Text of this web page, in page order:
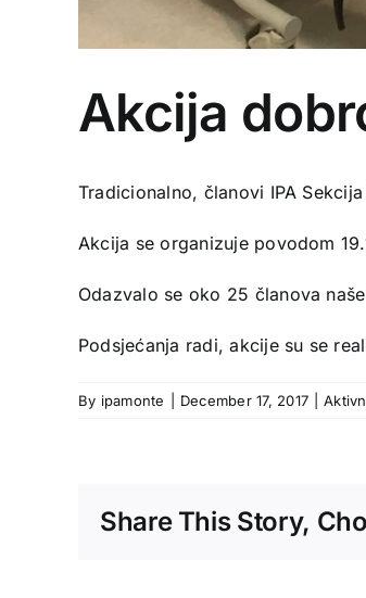
Akcija
Tradicionalno, članovi IPA
Akcija se organizuje povodom
Odazvalo se oko 25 članova
Podsjećanja radi, akcije su se
By ipamonte December 17, 2017
Share This Story,